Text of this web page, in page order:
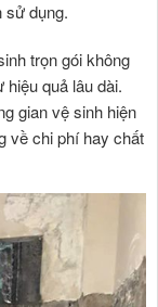
sử dụng.
trọn gói không
quả lâu dài.
gian vệ sinh hiện
về chi phí hay chất